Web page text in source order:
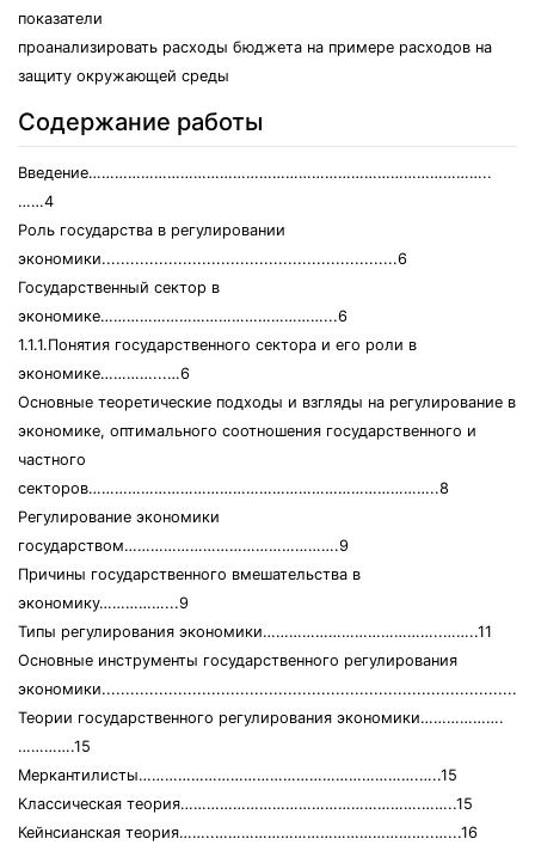
показатели
проанализировать расходы бюджета на примере расходов на
защиту окружающей среды
Содержание работы
Введение………………………………………………………………………………..
……4
Роль государства в регулировании
экономики..............................................................6
Государственный сектор в
экономике……………………………………………...6
1.1.1.Понятия государственного сектора и его роли в
экономике…………...…6
Основные теоретические подходы и взгляды на регулирование в
экономике, оптимального соотношения государственного и
частного
секторов……………………………………………………………………..8
Регулирование экономики
государством………………………………………….9
Причины государственного вмешательства в
экономику……………...9
Типы регулирования экономики…………………………………..……..11
Основные инструменты государственного регулирования
Теории государственного регулирования экономики……………….
………….15
Меркантилисты……………………………………………………….…..15
Классическая теория……………………………………………….……..15
Кейнсианская теория……..…………………………………………..…...16